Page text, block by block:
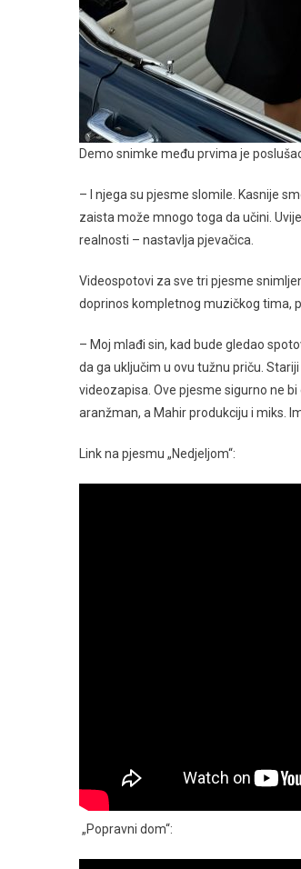
Demo snimke među prvima je
– I njega su pjesme slomile. Kasnije
zaista može mnogo toga da učini.
realnosti – nastavlja pjevačica.
Videospotovi za sve tri pjesme
doprinos kompletnog muzičkog tima,
– Moj mlađi sin, kad bude gledao
da ga uključim u ovu tužnu priču.
videozapisa. Ove pjesme sigurno ne
aranžman, a Mahir produkciju i miks.
Link na pjesmu „Nedjeljom“:
„Popravni dom“: